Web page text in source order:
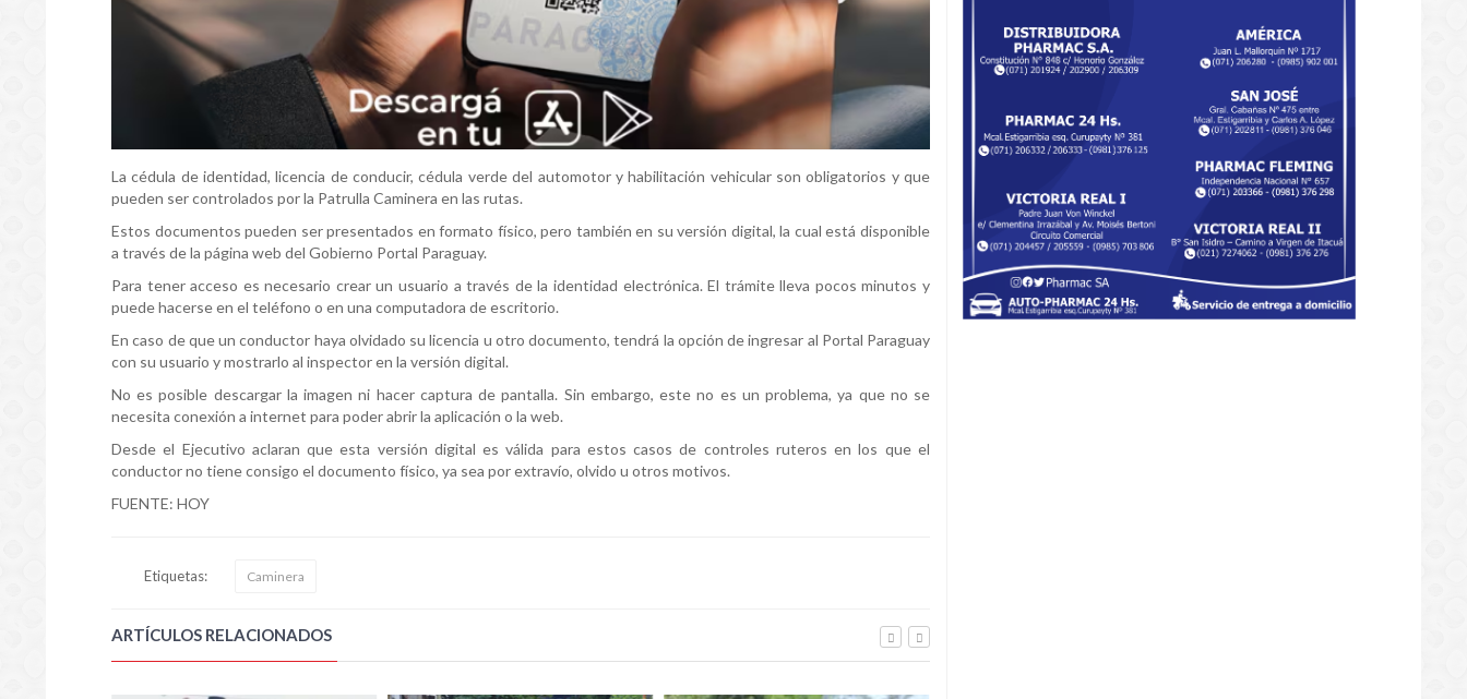
La cédula de identidad, licencia de conducir, cédula verde del automotor y habilitación vehicular son obligatorios y que
pueden ser controlados por la Patrulla Caminera en las rutas.
Estos documentos pueden ser presentados en formato físico, pero también en su versión digital, la cual está disponible
a través de la página web del Gobierno Portal Paraguay.
Para tener acceso es necesario crear un usuario a través de la identidad electrónica. El trámite lleva pocos minutos y
puede hacerse en el teléfono o en una computadora de escritorio.
En caso de que un conductor haya olvidado su licencia u otro documento, tendrá la opción de ingresar al Portal Paraguay
con su usuario y mostrarlo al inspector en la versión digital.
No es posible descargar la imagen ni hacer captura de pantalla. Sin embargo, este no es un problema, ya que no se
necesita conexión a internet para poder abrir la aplicación o la web.
Desde el Ejecutivo aclaran que esta versión digital es válida para estos casos de controles ruteros en los que el
conductor no tiene consigo el documento físico, ya sea por extravío, olvido u otros motivos.
FUENTE: HOY
Etiquetas: Caminera
ARTÍCULOS RELACIONADOS